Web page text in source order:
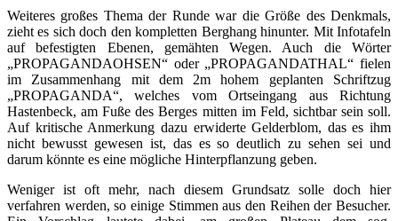
Weiteres großes Thema der Runde war die Größe des Denkmals,
zieht es sich doch den kompletten Berghang hinunter. Mit Infotafeln
auf befestigten Ebenen, gemähten Wegen. Auch die Wörter
„PROPAGANDAOHSEN“ oder „PROPAGANDATHAL“ fielen
im Zusammenhang mit dem 2m hohem geplanten Schriftzug
„PROPAGANDA“, welches vom Ortseingang aus Richtung
Hastenbeck, am Fuße des Berges mitten im Feld, sichtbar sein soll.
Auf kritische Anmerkung dazu erwiderte Gelderblom, das es ihm
nicht bewusst gewesen ist, das es so deutlich zu sehen sei und
darum könnte es eine mögliche Hinterpflanzung geben.
Weniger ist oft mehr, nach diesem Grundsatz solle doch hier
verfahren werden, so einige Stimmen aus den Reihen der Besucher.